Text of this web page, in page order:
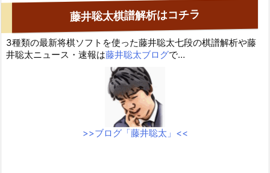
藤井聡太棋譜解析はコチラ
3種類の最新将棋ソフトを使った藤井聡太七段の棋譜解析や藤
井聡太ニュース・速報は藤井聡太ブログで…
>>ブログ「藤井聡太」<<